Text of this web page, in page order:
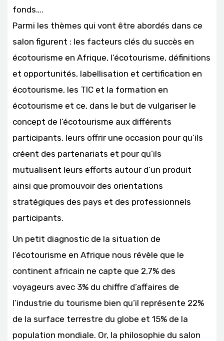
fonds….
Parmi les thèmes qui vont être abordés dans ce
salon figurent : les facteurs clés du succès en
écotourisme en Afrique, l’écotourisme, définitions
et opportunités, labellisation et certification en
écotourisme, les TIC et la formation en
écotourisme et ce, dans le but de vulgariser le
concept de l’écotourisme aux différents
participants, leurs offrir une occasion pour qu’ils
créent des partenariats et pour qu’ils
mutualisent leurs efforts autour d’un produit
ainsi que promouvoir des orientations
stratégiques des pays et des professionnels
participants.
Un petit diagnostic de la situation de
l’écotourisme en Afrique nous révèle que le
continent africain ne capte que 2,7% des
voyageurs avec 3% du chiffre d’affaires de
l’industrie du tourisme bien qu’il représente 22%
de la surface terrestre du globe et 15% de la
population mondiale. Or, la philosophie du salon